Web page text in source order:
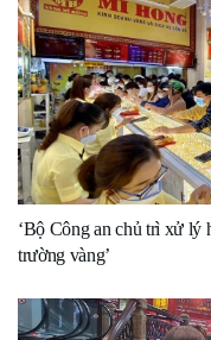
‘Bộ Công an chủ trì xử lý
trường vàng’